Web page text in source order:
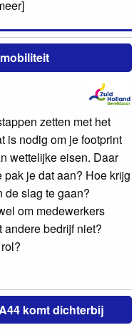
zetten met het
is nodig om je footprint
wettelijke eisen. Daar
pak je dat aan? Hoe krijg
de slag te gaan?
om medewerkers
andere bedrijf niet?
komt dichterbij